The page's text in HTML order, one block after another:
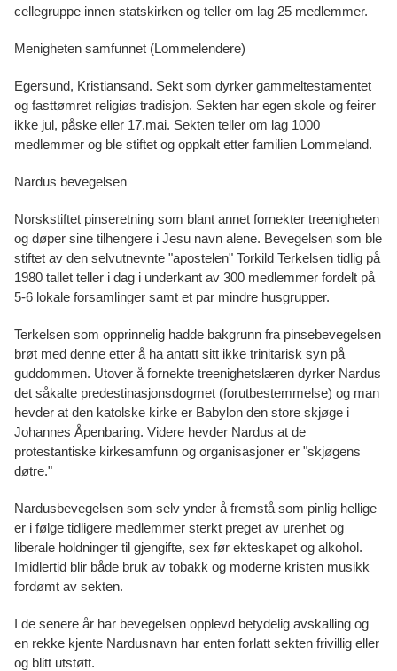
cellegruppe innen statskirken og teller om lag 25 medlemmer.
Menigheten samfunnet (Lommelendere)
Egersund, Kristiansand. Sekt som dyrker gammeltestamentet
og fasttømret religiøs tradisjon. Sekten har egen skole og feirer
ikke jul, påske eller 17.mai. Sekten teller om lag 1000
medlemmer og ble stiftet og oppkalt etter familien Lommeland.
Nardus bevegelsen
Norskstiftet pinseretning som blant annet fornekter treenigheten
og døper sine tilhengere i Jesu navn alene. Bevegelsen som ble
stiftet av den selvutnevnte "apostelen" Torkild Terkelsen tidlig på
1980 tallet teller i dag i underkant av 300 medlemmer fordelt på
5-6 lokale forsamlinger samt et par mindre husgrupper.
Terkelsen som opprinnelig hadde bakgrunn fra pinsebevegelsen
brøt med denne etter å ha antatt sitt ikke trinitarisk syn på
guddommen. Utover å fornekte treenighetslæren dyrker Nardus
det såkalte predestinasjonsdogmet (forutbestemmelse) og man
hevder at den katolske kirke er Babylon den store skjøge i
Johannes Åpenbaring. Videre hevder Nardus at de
protestantiske kirkesamfunn og organisasjoner er "skjøgens
døtre."
Nardusbevegelsen som selv ynder å fremstå som pinlig hellige
er i følge tidligere medlemmer sterkt preget av urenhet og
liberale holdninger til gjengifte, sex før ekteskapet og alkohol.
Imidlertid blir både bruk av tobakk og moderne kristen musikk
fordømt av sekten.
I de senere år har bevegelsen opplevd betydelig avskalling og
en rekke kjente Nardusnavn har enten forlatt sekten frivillig eller
og blitt utstøtt.